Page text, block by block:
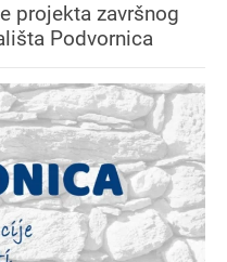
projekta završnog
Podvornica